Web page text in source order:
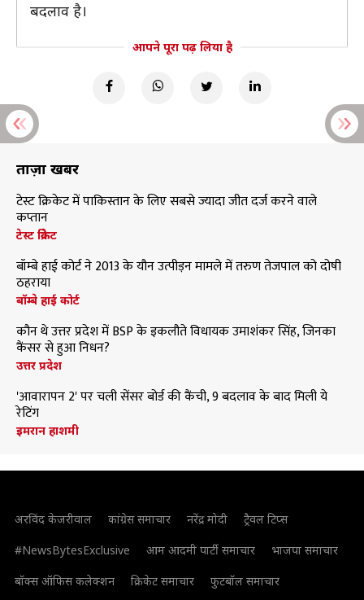
बदलाव है।
आपने पूरा पढ़ लिया है
ताज़ा खबरें
टेस्ट क्रिकेट में पाकिस्तान के लिए सबसे ज्यादा जीत दर्ज करने वाले
कप्तान
टेस्ट क्रिकेट
बॉम्बे हाई कोर्ट ने 2013 के यौन उत्पीड़न मामले में तरुण तेजपाल को दोषी
ठहराया
बॉम्बे हाई कोर्ट
कौन थे उत्तर प्रदेश में BSP के इकलौते विधायक उमाशंकर सिंह, जिनका
कैंसर से हुआ निधन?
उत्तर प्रदेश
'आवारापन 2' पर चली सेंसर बोर्ड की कैंची, 9 बदलाव के बाद मिली ये
रेटिंग
इमरान हाशमी
अरविंद केजरीवाल कांग्रेस समाचार नरेंद्र मोदी
ट्रैवल टिप्स
#NewsBytesExclusive
आम आदमी पार्टी समाचार
भाजपा समाचार
बॉक्स ऑफिस कलेक्शन
क्रिकेट समाचार फुटबॉल समाचार